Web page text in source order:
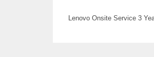
Lenovo Onsite Service 3